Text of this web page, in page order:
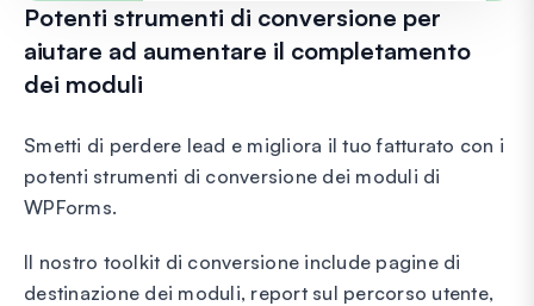
Potenti strumenti di conversione per
aiutare ad aumentare il completamento
dei moduli
Smetti di perdere lead e migliora il tuo fatturato con i
potenti strumenti di conversione dei moduli di
WPForms.
Il nostro toolkit di conversione include pagine di
destinazione dei moduli, report sul percorso utente,